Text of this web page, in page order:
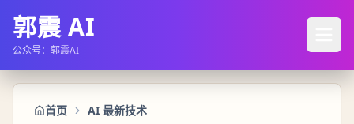
郭震 AI
公众号：郭震AI
首页
AI 最新技术